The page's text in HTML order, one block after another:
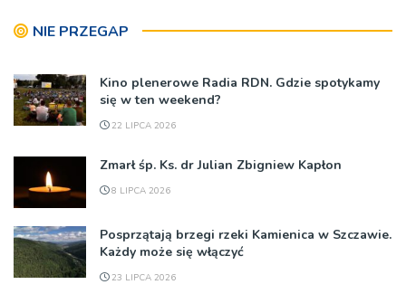
NIE PRZEGAP
Kino plenerowe Radia RDN. Gdzie spotykamy
się w ten weekend?
22 LIPCA 2026
Zmarł śp. Ks. dr Julian Zbigniew Kapłon
8 LIPCA 2026
Posprzątają brzegi rzeki Kamienica w Szczawie.
Każdy może się włączyć
23 LIPCA 2026